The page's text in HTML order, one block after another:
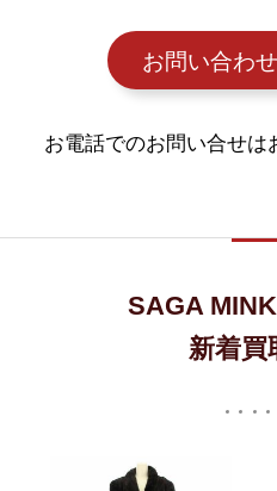
お問い合わ
お電話でのお問い合せは
SAGA
新着買